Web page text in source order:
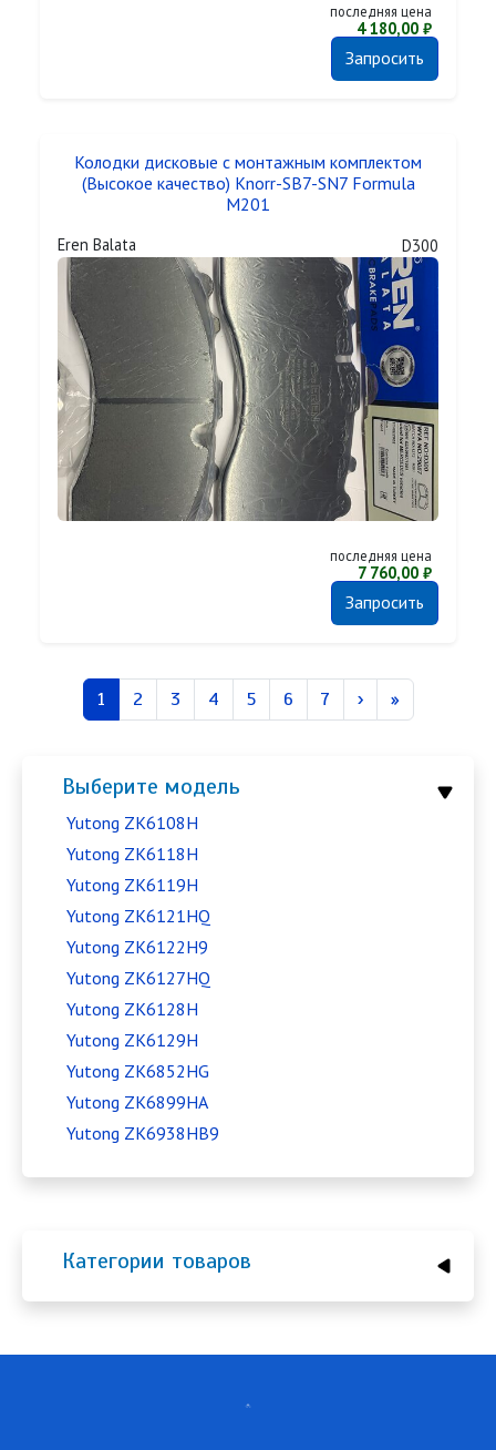
Выберите модель
Yutong ZK6108H
Yutong ZK6118H
Yutong ZK6119H
Yutong ZK6121HQ
Yutong ZK6122H9
Yutong ZK6127HQ
Yutong ZK6128H
Yutong ZK6129H
Yutong ZK6852HG
Yutong ZK6899HA
Yutong ZK6938HB9
Категории товаров
последняя цена
4 180,00 ₽
Запросить
Колодки дисковые с монтажным комплектом
(Высокое качество) Knorr-SB7-SN7 Formula
M201
Eren Balata D300
последняя цена
7 760,00 ₽
Запросить
Нумерация страниц
Страница
1 Страница
2 Страница
3 Страница
4 Страница
5 Страница
6 Страница
7 Следующая
› Последняя
»